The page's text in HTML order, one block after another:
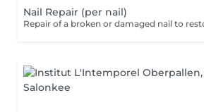
Nail Repair (per nail)